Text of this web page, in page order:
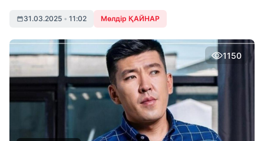
31.03.2025 • 11:02 Мөлдір ҚАЙНАР
1150